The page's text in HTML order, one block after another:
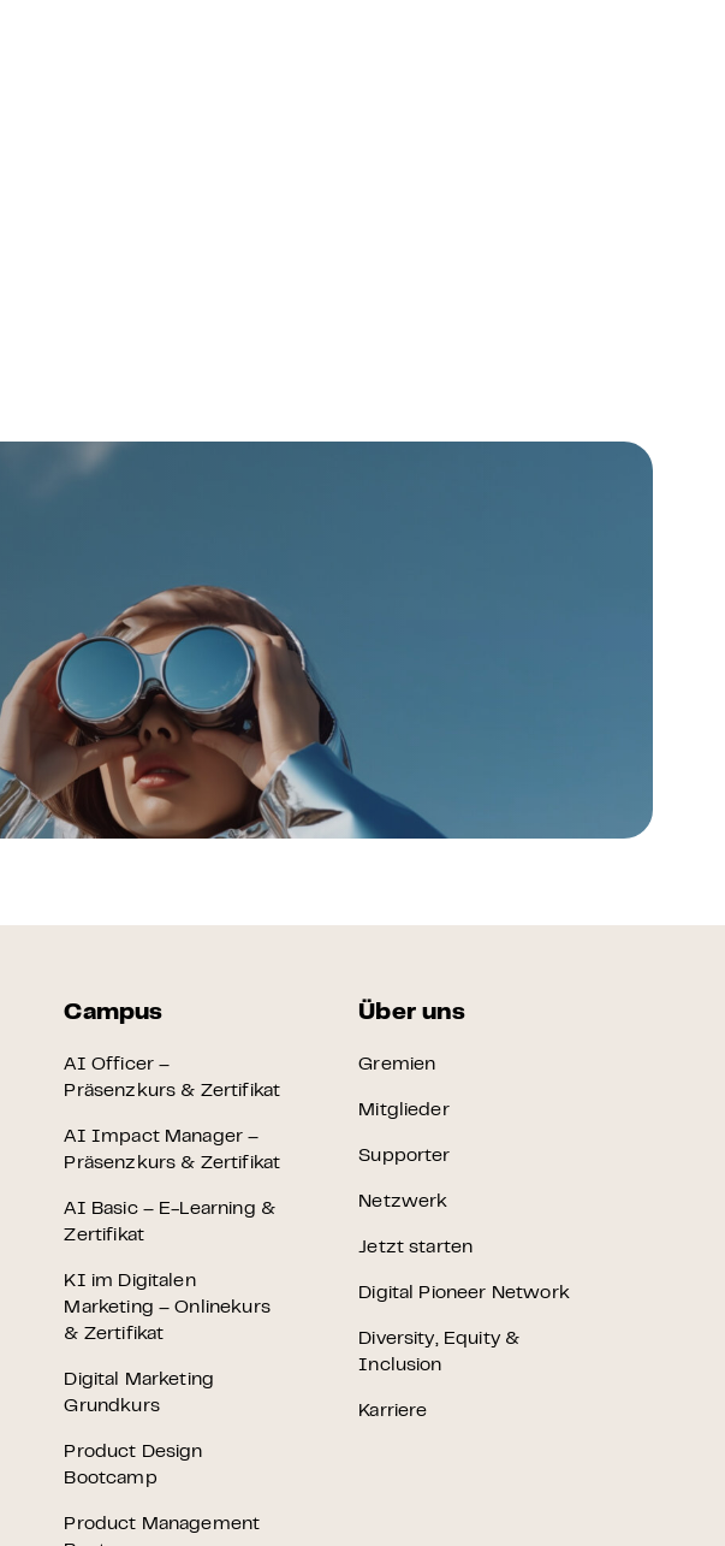
Campus
AI Officer –
Präsenzkurs & Zertifikat
AI Impact Manager –
Präsenzkurs & Zertifikat
AI Basic – E-Learning &
Zertifikat
KI im Digitalen
Marketing – Onlinekurs
& Zertifikat
Digital Marketing
Grundkurs
Product Design
Bootcamp
Product Management
Über uns
Gremien
Mitglieder
Supporter
Netzwerk
Jetzt starten
Digital Pioneer Network
Diversity, Equity &
Inclusion
Karriere